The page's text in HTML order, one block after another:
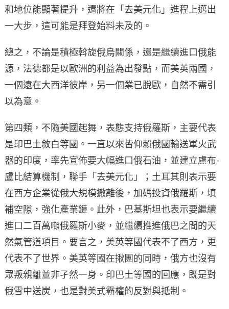
和地位能顯著提升，還將在「去美元化」進程上邁出
一大步，這可能是拜登始料未及的。
總之，不論是積極斡旋俄烏關係，還是繼續進口俄能
源，法德都是以歐洲的利益為出發點，而美英兩國，
一個遠在大西洋彼岸，另一個業已脫歐，自然不需引
以為意。
第四類，不隨美國起舞，表態支持俄羅斯，主要代表
是印巴土敘白等國。一直以來皆仰賴俄國輸送軍火武
器的印度，率先宣佈要大幅進口俄石油，並建立盧布-
盧比結算機制，聯手「去美元化」；土耳其則表示要
在西方企業從俄大規模撤離後，加碼投資俄羅斯，填
補空隙，強化產業鏈。此外，巴基斯坦也表示要繼續
進口二百萬噸俄羅斯小麥，並繼續推進俄巴之間的天
然氣管道項目。要言之，美英等國代表不了西方，更
代表不了世界。美英等國在揪團的同時，俄方也沒有
眾叛親離並非孑然一身。印巴土等國的回應，既是對
俄雪中送炭，也是對美式霸權的反對與抵制。